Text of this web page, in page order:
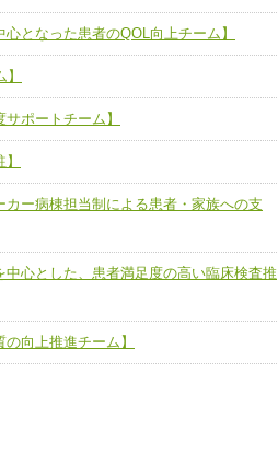
となった患者のQOL向上チーム】
】
ポートチーム】
ー病棟担当制による患者・家族へ
心とした、患者満足度の高い臨床
となった患者のQOL向上チーム】
ポートチーム】
カー病棟担当制による患者・家族への支
中心とした、患者満足度の高い臨床検査推
向上推進チーム】